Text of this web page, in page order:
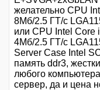
желательно CPU
8Мб/2.5 ГТ/с
или CPU Intel Core
4Мб/2.5 ГТ/с
Server Case Intel
память ddr3,
любого
сервер, да и цена